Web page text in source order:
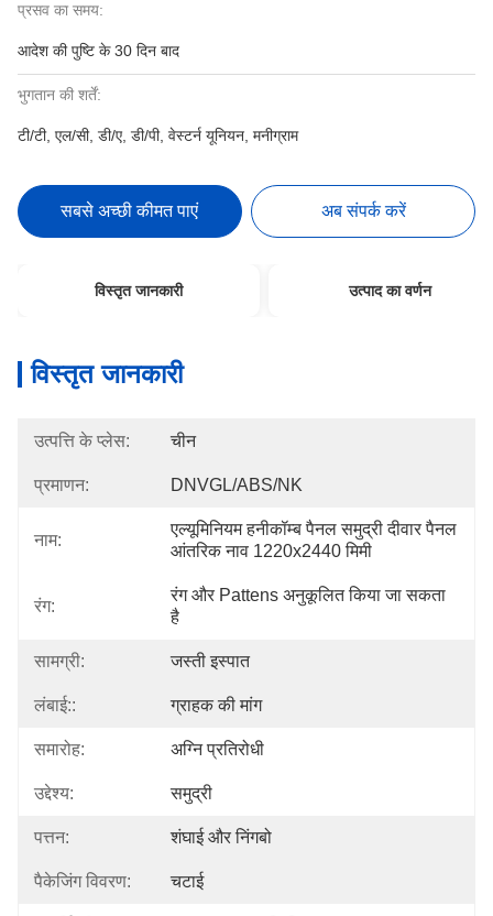
प्रसव का समय:
आदेश की पुष्टि के 30 दिन बाद
भुगतान की शर्तें:
टी/टी, एल/सी, डी/ए, डी/पी, वेस्टर्न यूनियन, मनीग्राम
सबसे अच्छी कीमत पाएं अब संपर्क करें
विस्तृत जानकारी उत्पाद का वर्णन
विस्तृत जानकारी
उत्पत्ति के प्लेस: चीन
प्रमाणन: DNVGL/ABS/NK
नाम:
एल्यूमिनियम हनीकॉम्ब पैनल समुद्री दीवार पैनल
आंतरिक नाव 1220x2440 मिमी
रंग:
रंग और Pattens अनुकूलित किया जा सकता
है
सामग्री: जस्ती इस्पात
लंबाई:: ग्राहक की मांग
समारोह: अग्नि प्रतिरोधी
उद्देश्य: समुद्री
पत्तन: शंघाई और निंगबो
पैकेजिंग विवरण: चटाई